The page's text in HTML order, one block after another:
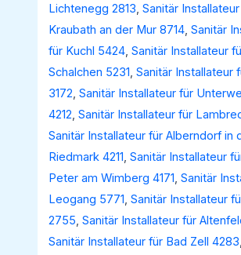
Lichtenegg 2813,Sanitär
Kraubath an der Mur 8714,Sanitär
für Kuchl 5424,Sanitär Installateur
Schalchen 5231,Sanitär Installateur
3172,Sanitär Installateur für
4212,Sanitär Installateur für
Sanitär Installateur für Alberndorf in
Riedmark 4211,Sanitär Installateur
Peter am Wimberg 4171,Sanitär
Leogang 5771,Sanitär Installateur
2755,Sanitär Installateur für
Sanitär Installateur für Bad Zell 4283